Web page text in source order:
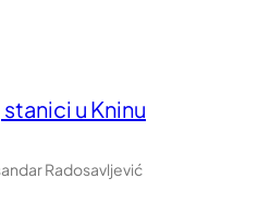
u Kninu
Radosavljević